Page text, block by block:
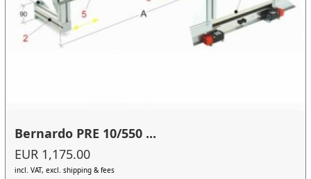
Bernardo PRE 10/550 ...
EUR 1,175.00
incl. VAT, excl. shipping & fees